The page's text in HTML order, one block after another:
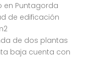
en Puntagorda
de edificación
de dos plantas
baja cuenta con